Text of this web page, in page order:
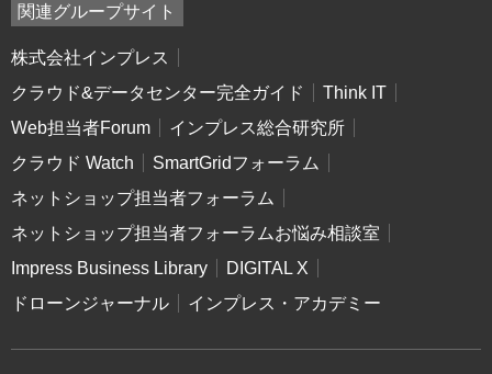
関連グループサイト
株式会社インプレス
クラウド&データセンター完全ガイド
Think IT
Web担当者Forum
インプレス総合研究所
クラウド Watch
SmartGridフォーラム
ネットショップ担当者フォーラム
ネットショップ担当者フォーラムお悩み相談室
Impress Business Library
DIGITAL X
ドローンジャーナル
インプレス・アカデミー